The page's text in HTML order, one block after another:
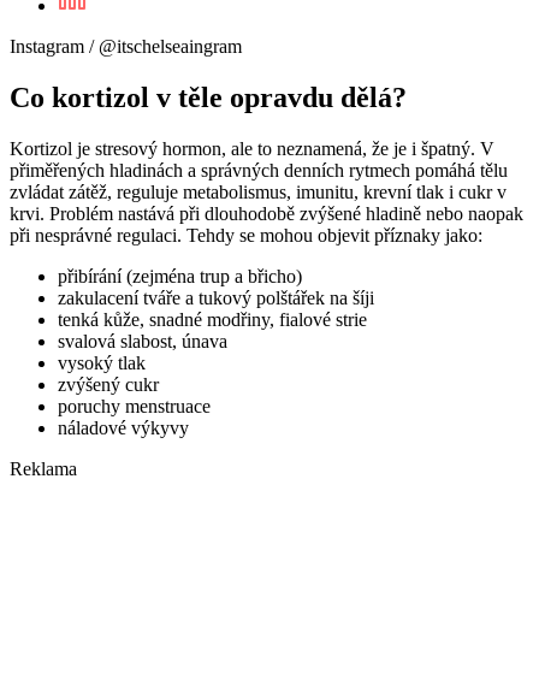
Instagram / @itschelseaingram
Co kortizol v těle opravdu dělá?
Kortizol je stresový hormon, ale to neznamená, že je i špatný. V
přiměřených hladinách a správných denních rytmech pomáhá tělu
zvládat zátěž, reguluje metabolismus, imunitu, krevní tlak i cukr v
krvi. Problém nastává při dlouhodobě zvýšené hladině nebo naopak
při nesprávné regulaci. Tehdy se mohou objevit příznaky jako:
přibírání (zejména trup a břicho)
zakulacení tváře a tukový polštářek na šíji
tenká kůže, snadné modřiny, fialové strie
svalová slabost, únava
vysoký tlak
zvýšený cukr
poruchy menstruace
náladové výkyvy
Reklama